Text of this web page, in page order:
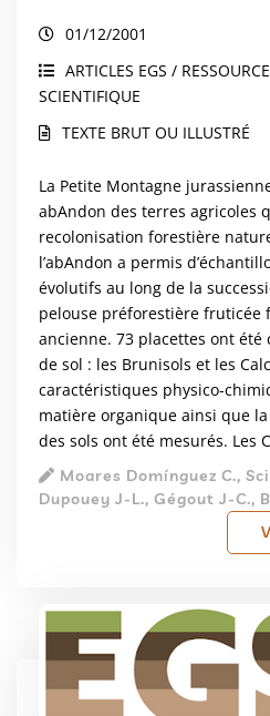
01/12/2001
ARTICLES EGS /
SCIENTIFIQUE
TEXTE BRUT OU ILLUSTRÉ
La Petite Montagne
abAndon des terres agricoles
recolonisation forestière
l’abAndon a permis
évolutifs au long de la
pelouse préforestière fruticée
ancienne. 73 placettes ont été
de sol : les Brunisols et les
caractéristiques physico-
matière organique ainsi que
des sols ont été mesurés. Les
Moares Domínguez C.,
Dupouey J-L., Gégout J-C.,